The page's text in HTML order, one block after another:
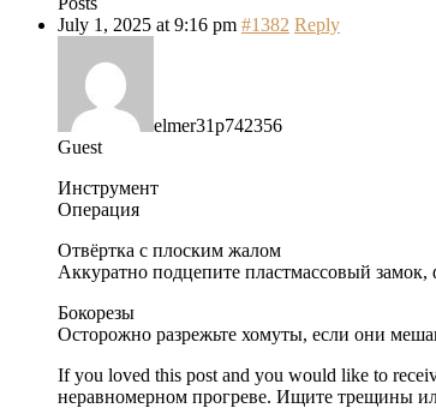
July 1, 2025 at 9:16 pm #1382 Reply
elmer31p742356
Guest
Инструмент
Операция
Отвёртка с плоским жалом
Аккуратно подцепите пластмассовый
Бокорезы
Осторожно разрежьте хомуты, если они
If you loved this post and you would like to
неравномерном прогреве. Ищите трещины